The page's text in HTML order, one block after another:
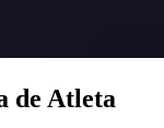
de Atleta